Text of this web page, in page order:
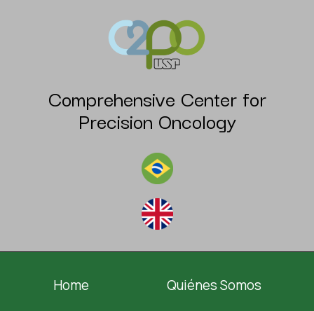
Comprehensive Center for
Precision Oncology
Home Quiénes Somos